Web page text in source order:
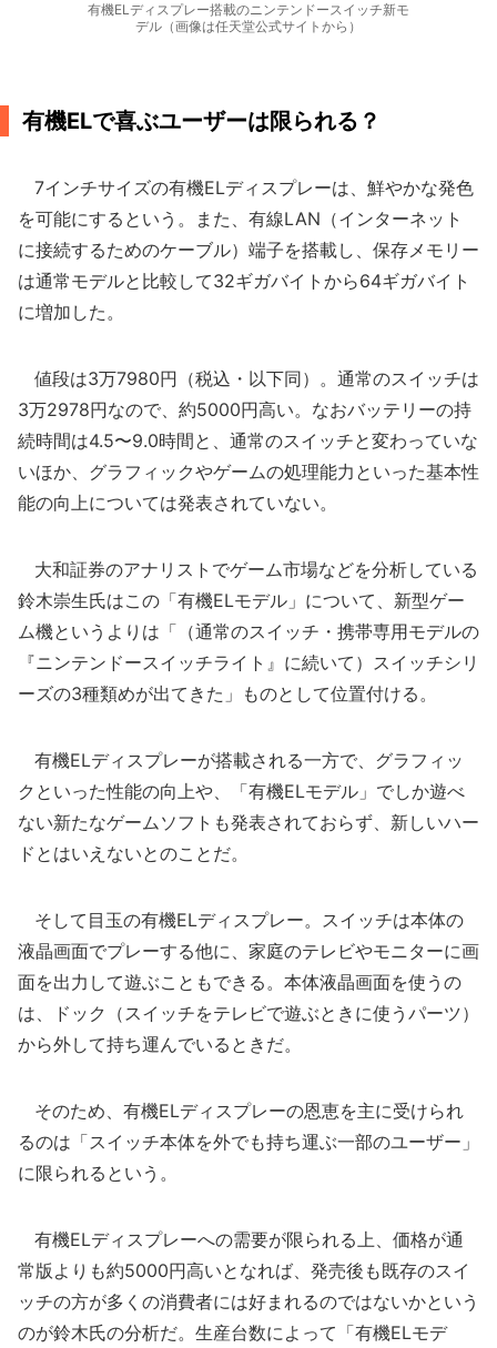
有機ELディスプレー搭載のニンテンドースイッチ新モ
デル（画像は任天堂公式サイトから）
有機ELで喜ぶユーザーは限られる？
7インチサイズの有機ELディスプレーは、鮮やかな発色
を可能にするという。また、有線LAN（インターネット
に接続するためのケーブル）端子を搭載し、保存メモリー
は通常モデルと比較して32ギガバイトから64ギガバイト
に増加した。
値段は3万7980円（税込・以下同）。通常のスイッチは
3万2978円なので、約5000円高い。なおバッテリーの持
続時間は4.5〜9.0時間と、通常のスイッチと変わっていな
いほか、グラフィックやゲームの処理能力といった基本性
能の向上については発表されていない。
大和証券のアナリストでゲーム市場などを分析している
鈴木崇生氏はこの「有機ELモデル」について、新型ゲー
ム機というよりは「（通常のスイッチ・携帯専用モデルの
『ニンテンドースイッチライト』に続いて）スイッチシリ
ーズの3種類めが出てきた」ものとして位置付ける。
有機ELディスプレーが搭載される一方で、グラフィッ
クといった性能の向上や、「有機ELモデル」でしか遊べ
ない新たなゲームソフトも発表されておらず、新しいハー
ドとはいえないとのことだ。
そして目玉の有機ELディスプレー。スイッチは本体の
液晶画面でプレーする他に、家庭のテレビやモニターに画
面を出力して遊ぶこともできる。本体液晶画面を使うの
は、ドック（スイッチをテレビで遊ぶときに使うパーツ）
から外して持ち運んでいるときだ。
そのため、有機ELディスプレーの恩恵を主に受けられ
るのは「スイッチ本体を外でも持ち運ぶ一部のユーザー」
に限られるという。
有機ELディスプレーへの需要が限られる上、価格が通
常版よりも約5000円高いとなれば、発売後も既存のスイ
ッチの方が多くの消費者には好まれるのではないかという
のが鈴木氏の分析だ。生産台数によって「有機ELモデ